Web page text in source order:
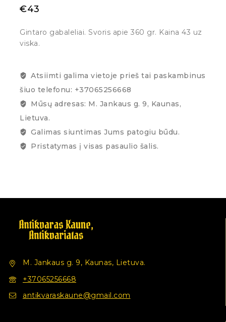
€43
Gintaro gabaleliai. Svoris apie 360 gr. Kaina 43 uz
viska.
Atsiimti galima vietoje prieš tai paskambinus
šiuo telefonu: +37065256668
Mūsų adresas: M. Jankaus g. 9, Kaunas,
Lietuva.
Galimas siuntimas Jums patogiu būdu.
Pristatymas į visas pasaulio šalis.
M. Jankaus g. 9, Kaunas, Lietuva.
+37065256668
antikvaraskaune@gmail.com